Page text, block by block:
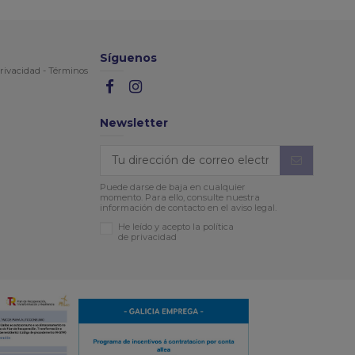
- Términos
Síguenos
Newsletter
Puede darse de baja en cualquier
momento. Para ello, consulte nuestra
información de contacto en el aviso legal.
He leído y acepto la política
de privacidad